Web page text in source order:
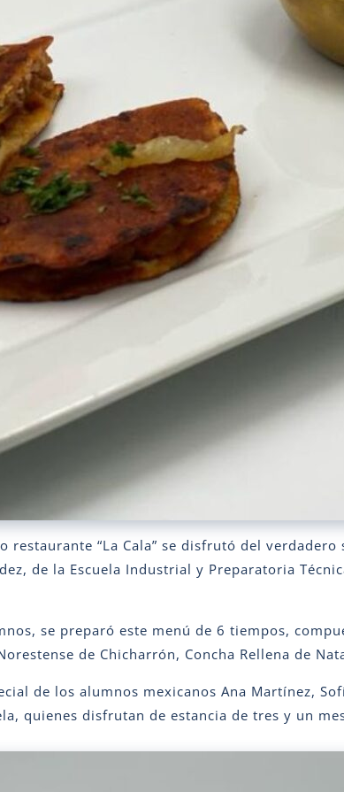
restaurante “La Cala” se disfrutó del
de la Escuela Industrial y Preparatoria
se preparó este menú de 6 tiempos,
de Chicharrón, Concha Rellena de
de los alumnos mexicanos Ana Martínez,
quienes disfrutan de estancia de tres y un